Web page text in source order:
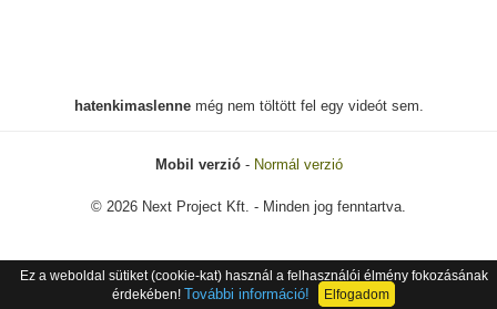
hatenkimaslennemég nem töltött fel egy videót sem.
Mobil verzió- Normál verzió
© 2026 Next Project Kft. - Minden jog fenntartva.
Ez a weboldal sütiket (cookie-kat) használ a felhasználói élmény fokozásának
érdekében! További információ! Elfogadom